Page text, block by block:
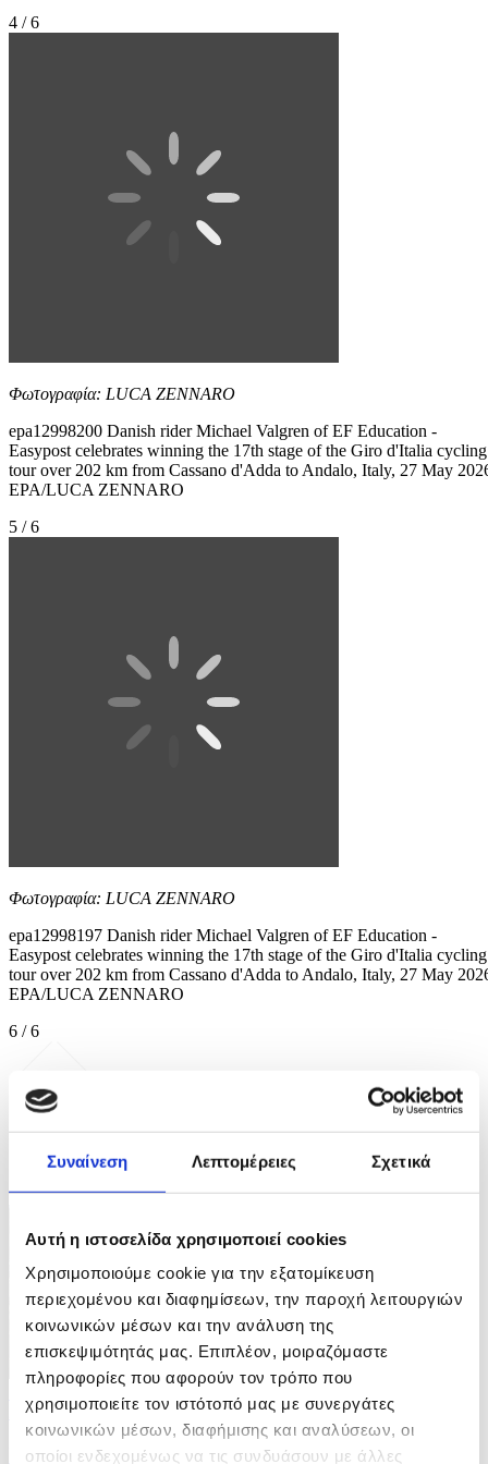
Συναίνεση Λεπτομέρειες Σχετικά
Αυτή η ιστοσελίδα χρησιμοποιεί cookies
Χρησιμοποιούμε cookie για την εξατομίκευση
περιεχομένου και διαφημίσεων, την παροχή λειτουργιών
κοινωνικών μέσων και την ανάλυση της
επισκεψιμότητάς μας. Επιπλέον, μοιραζόμαστε
πληροφορίες που αφορούν τον τρόπο που
χρησιμοποιείτε τον ιστότοπό μας με συνεργάτες
κοινωνικών μέσων, διαφήμισης και αναλύσεων, οι
οποίοι ενδεχομένως να τις συνδυάσουν με άλλες
4 / 6
Φωτογραφία: LUCA ZENNARO
epa12998200 Danish rider Michael Valgren of EF Education -
Easypost celebrates winning the 17th stage of the Giro d'Italia cycling
tour over 202 km from Cassano d'Adda to Andalo, Italy, 27 May
EPA/LUCA ZENNARO
5 / 6
Φωτογραφία: LUCA ZENNARO
epa12998197 Danish rider Michael Valgren of EF Education -
Easypost celebrates winning the 17th stage of the Giro d'Italia cycling
tour over 202 km from Cassano d'Adda to Andalo, Italy, 27 May
EPA/LUCA ZENNARO
6 / 6
ΦΩΤΟ
10 Φωτογραφίες
21/07/2026 14:04
Iσραηλινή επίθεση με drone στοίχισε τη ζωή σε